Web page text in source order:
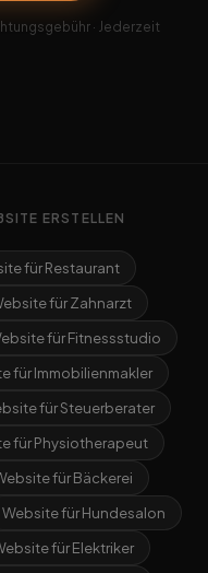
· Jederzeit
ERSTELLEN
für Restaurant
für Zahnarzt
für Fitnessstudio
für Immobilienmakler
für Steuerberater
für Physiotherapeut
für Bäckerei
Website für Hundesalon
für Elektriker